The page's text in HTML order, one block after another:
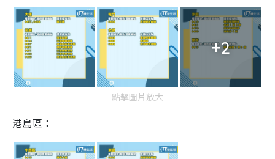
+2
點擊圖片放大
港島區：